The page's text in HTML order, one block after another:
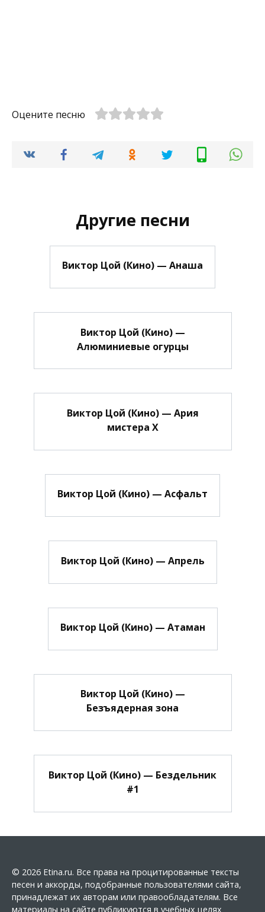
Оцените песню
Другие песни
Виктор Цой (Кино) — Анаша
Виктор Цой (Кино) —
Алюминиевые огурцы
Виктор Цой (Кино) — Ария
мистера Х
Виктор Цой (Кино) — Асфальт
Виктор Цой (Кино) — Апрель
Виктор Цой (Кино) — Атаман
Виктор Цой (Кино) —
Безъядерная зона
Виктор Цой (Кино) — Бездельник
#1
© 2026 Etina.ru. Все права на процитированные тексты
песен и аккорды, подобранные пользователями сайта,
принадлежат их авторам или правообладателям. Все
материалы на сайте публикуются в учебных целях